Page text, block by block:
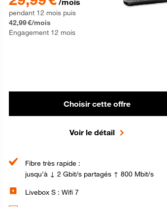
/mois
pendant 12 mois puis
42,99 €/mois
Engagement 12 mois
Choisir cette offre
Voir le détail
Fibre très rapide :
jusqu'à ↓ 2 Gbit/s partagés ↑ 800 Mbit/s
Livebox S : Wifi 7